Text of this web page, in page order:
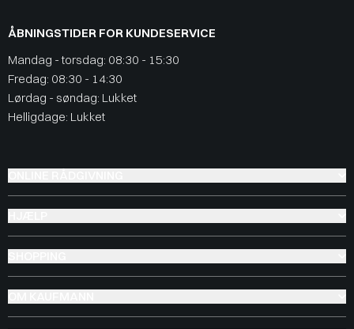
ÅBNINGSTIDER FOR KUNDESERVICE
Mandag - torsdag: 08:30 - 15:30
Fredag: 08:30 - 14:30
Lørdag - søndag: Lukket
Helligdage: Lukket